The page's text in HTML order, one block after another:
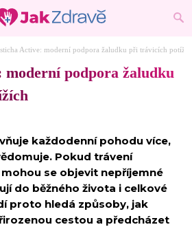
Active: moderní podpora žaludku při trávicích
moderní podpora žaludku
každodenní pohodu více,
Pokud trávení
se objevit nepříjemné
do běžného života i celkové
proto hledá způsoby, jak
cestou a předcházet